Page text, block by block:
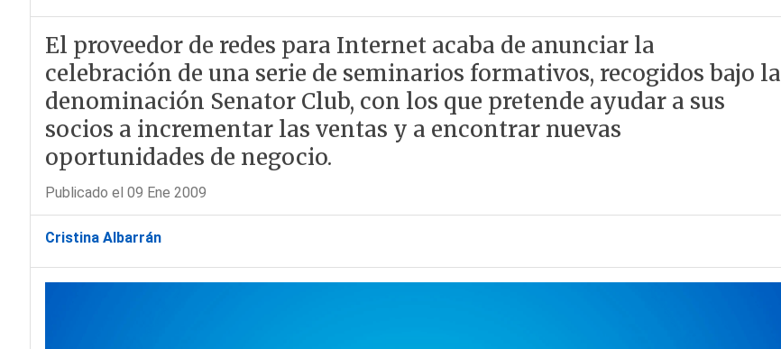
El proveedor de redes para Internet acaba de anunciar la
celebración de una serie de seminarios formativos, recogidos bajo la
denominación Senator Club, con los que pretende ayudar a sus
socios a incrementar las ventas y a encontrar nuevas
oportunidades de negocio.
Publicado el 09 Ene 2009
Cristina Albarrán